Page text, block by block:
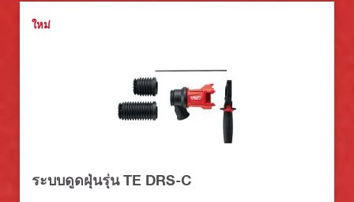
ใหม่
ระบบดูดฝุ่นรุ่น TE DRS-C